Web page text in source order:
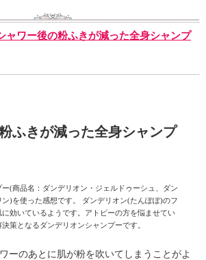
ワー後の粉ふきが減った全身シャンプ
ふきが減った全身シャンプ
(商品名：ダンデリオン・ジェルドゥーシュ、ダン
)を使った感想です。 ダンデリオン(たんぽぽ)のフ
に効いているようです。アトピーの方を悩ませてい
策となるダンデリオンシャンプーです。
ーのあとに肌が粉を吹いてしまうことがよ